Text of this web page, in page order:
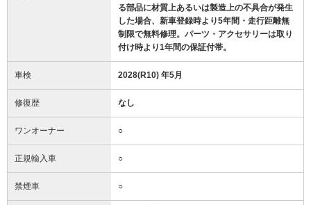
る部品に材質上あるいは製造上の不具合が発生
した場合、新車登録時より5年間・走行距離無
制限で無料修理。パーツ・アクセサリーは取り
付け時より1年間の保証付帯。
車検 2028(R10) 年5月
修復歴 なし
ワンオーナー ○
正規輸入車 ○
禁煙車 ○